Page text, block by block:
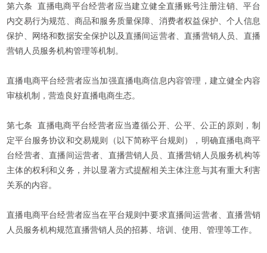
第六条 直播电商平台经营者应当建立健全直播账号注册注销、平台
内交易行为规范、商品和服务质量保障、消费者权益保护、个人信息
保护、网络和数据安全保护以及直播间运营者、直播营销人员、直播
营销人员服务机构管理等机制。
直播电商平台经营者应当加强直播电商信息内容管理，建立健全内容
审核机制，营造良好直播电商生态。
第七条 直播电商平台经营者应当遵循公开、公平、公正的原则，制
定平台服务协议和交易规则（以下简称平台规则），明确直播电商平
台经营者、直播间运营者、直播营销人员、直播营销人员服务机构等
主体的权利和义务，并以显著方式提醒相关主体注意与其有重大利害
关系的内容。
直播电商平台经营者应当在平台规则中要求直播间运营者、直播营销
人员服务机构规范直播营销人员的招募、培训、使用、管理等工作。